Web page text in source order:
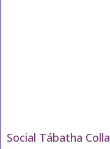
Social Tábatha Colla